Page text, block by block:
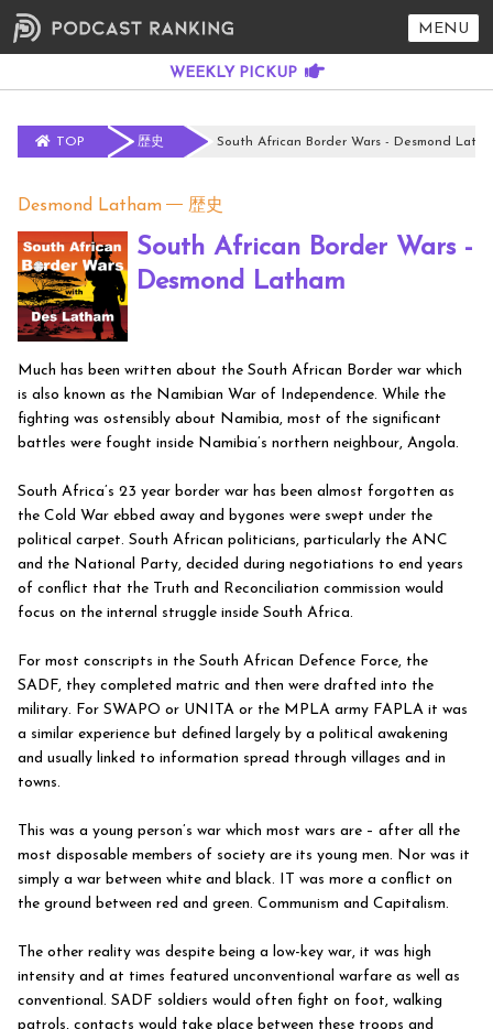
MENU
TOP 歴史 South African Border Wars - Desmond
Desmond Latham 歴史
South African Border Wars -
Desmond Latham
Much has been written about the South African Border war which
is also known as the Namibian War of Independence. While the
fighting was ostensibly about Namibia, most of the significant
battles were fought inside Namibia’s northern neighbour, Angola.
South Africa’s 23 year border war has been almost forgotten as
the Cold War ebbed away and bygones were swept under the
political carpet. South African politicians, particularly the ANC
and the National Party, decided during negotiations to end years
of conflict that the Truth and Reconciliation commission would
focus on the internal struggle inside South Africa.
For most conscripts in the South African Defence Force, the
SADF, they completed matric and then were drafted into the
military. For SWAPO or UNITA or the MPLA army FAPLA it was
a similar experience but defined largely by a political awakening
and usually linked to information spread through villages and in
towns.
This was a young person’s war which most wars are – after all the
most disposable members of society are its young men. Nor was it
simply a war between white and black. IT was more a conflict on
the ground between red and green. Communism and Capitalism.
The other reality was despite being a low-key war, it was high
intensity and at times featured unconventional warfare as well as
conventional. SADF soldiers would often fight on foot, walking
patrols, contacts would take place between these troops and